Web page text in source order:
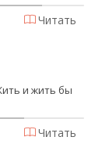
Читать
и жить бы
Читать